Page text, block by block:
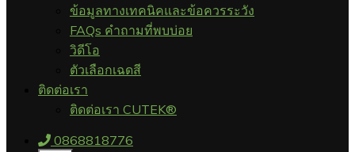
ข้อมูลทางเทคนิคและข้อควรระวัง
FAQs คำถามที่พบบ่อย
วิดีโอ
ตัวเลือกเฉดสี
ติดต่อเรา
ติดต่อเรา CUTEK®
0868818776